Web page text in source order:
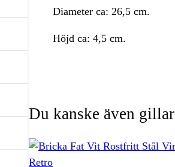
Diameter ca: 26,5 cm.
Höjd ca: 4,5 cm.
Du kanske även gillar